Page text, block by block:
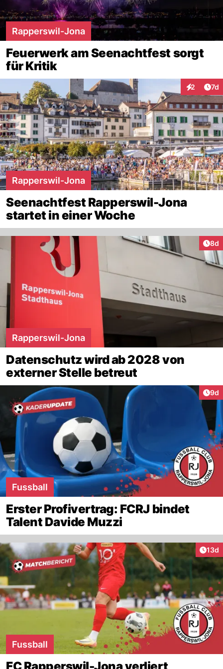
Rapperswil-Jona
Feuerwerk am Seenachtfest sorgt
für Kritik
2 7d
Rapperswil-Jona
Seenachtfest Rapperswil-Jona
startet in einer Woche
8d
Rapperswil-Jona
Datenschutz wird ab 2028 von
externer Stelle betreut
9d
Fussball
Erster Profivertrag: FCRJ bindet
Talent Davide Muzzi
13d
Fussball